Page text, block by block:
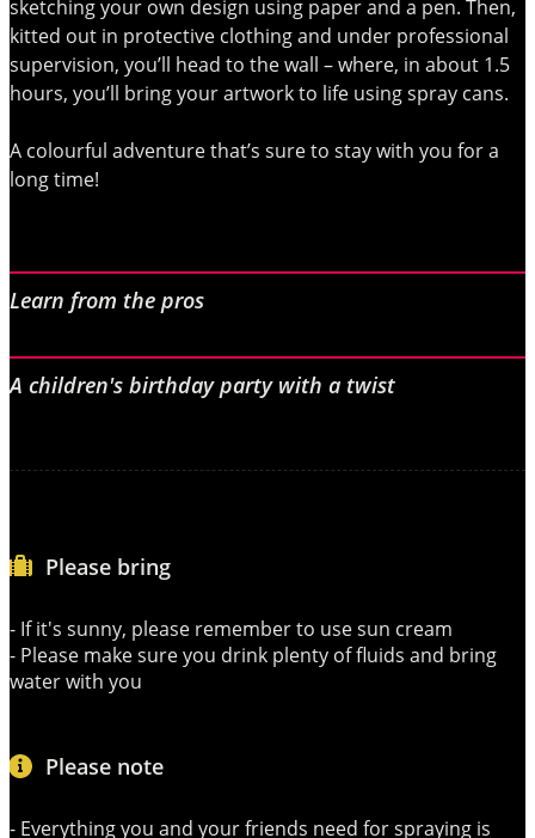
sketching your own design using paper and a pen. Then,
kitted out in protective clothing and under professional
supervision, you’ll head to the wall – where, in about 1.5
hours, you’ll bring your artwork to life using spray cans.
A colourful adventure that’s sure to stay with you for a
long time!
Learn from the pros
A children's birthday party with a twist
Please bring
- If it's sunny, please remember to use sun cream
- Please make sure you drink plenty of fluids and bring
water with you
Please note
- Everything you and your friends need for spraying is